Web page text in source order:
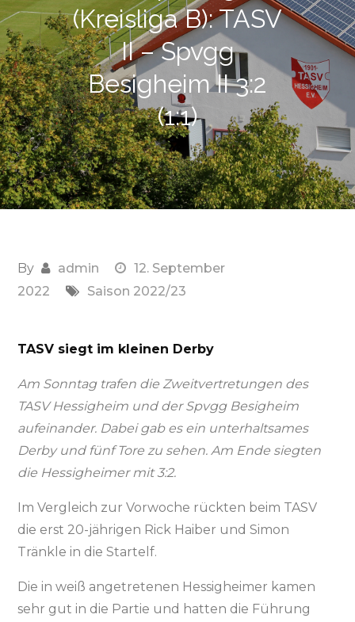
(Kreisliga B): TASV
II – Spvgg
Besigheim II 3:2
(1:1)
By admin
12. September
2022
Saison 2022/23
TASV siegt im kleinen Derby
Am Sonntag trafen die Zweitvertretungen des
TASV Hessigheim und der Spvgg Besigheim
aufeinander. Dabei gab es ein unterhaltsames
Derby und fünf Tore zu sehen. Am Ende siegten
die Hessigheimer mit 3:2.
Im Vergleich zur Vorwoche rückten beim TASV
die erst 20-jährigen Rick Haiber und Simon
Tränkle in die Startelf.
Die in weiß angetretenen Hessigheimer kamen
sehr gut in die Partie und hatten die Führung